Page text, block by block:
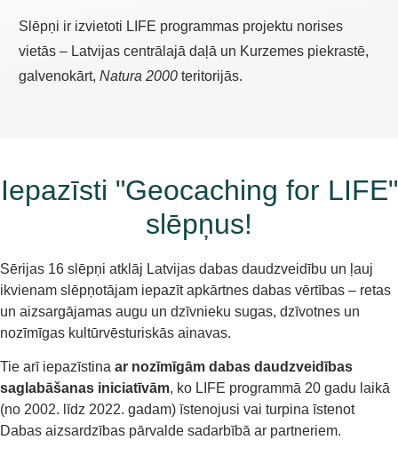
Slēpņi ir izvietoti LIFE programmas projektu norises
vietās – Latvijas centrālajā daļā un Kurzemes piekrastē,
galvenokārt, Natura 2000 teritorijās.
Iepazīsti "Geocaching for LIFE"
slēpņus!
Sērijas 16 slēpņi atklāj Latvijas dabas daudzveidību un ļauj
ikvienam slēpņotājam iepazīt apkārtnes dabas vērtības – retas
un aizsargājamas augu un dzīvnieku sugas, dzīvotnes un
nozīmīgas kultūrvēsturiskās ainavas.
Tie arī iepazīstina ar nozīmīgām dabas daudzveidības
saglabāšanas iniciatīvām, ko LIFE programmā 20 gadu laikā
(no 2002. līdz 2022. gadam) īstenojusi vai turpina īstenot
Dabas aizsardzības pārvalde sadarbībā ar partneriem.